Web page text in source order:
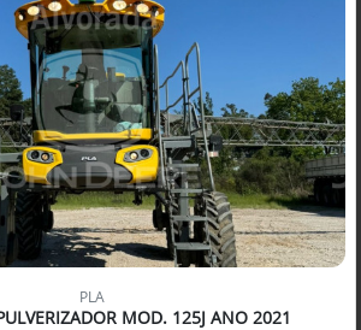
PLA
MOD. 125J ANO 2021